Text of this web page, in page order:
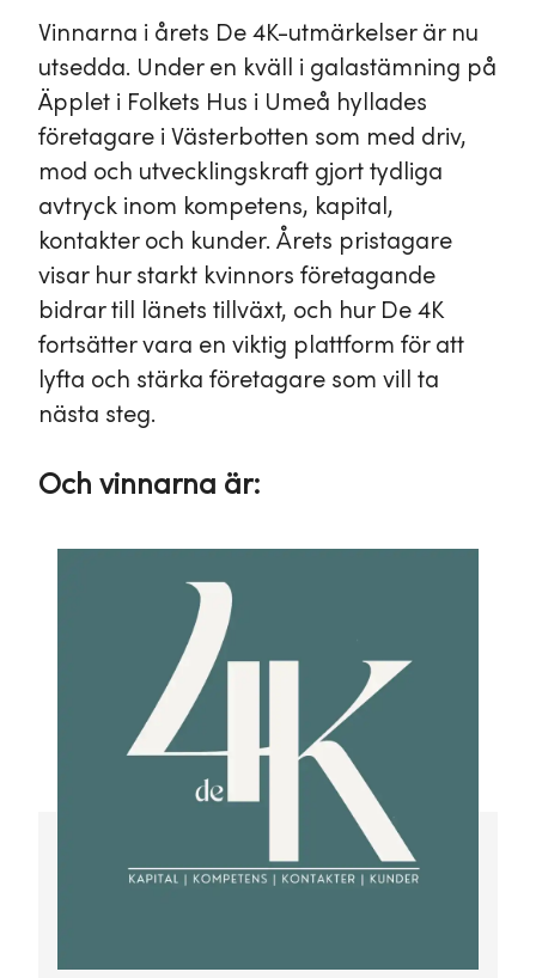
Vinnarna i årets De 4K-utmärkelser är nu
utsedda. Under en kväll i galastämning på
Äpplet i Folkets Hus i Umeå hyllades
företagare i Västerbotten som med driv,
mod och utvecklingskraft gjort tydliga
avtryck inom kompetens, kapital,
kontakter och kunder. Årets pristagare
visar hur starkt kvinnors företagande
bidrar till länets tillväxt, och hur De 4K
fortsätter vara en viktig plattform för att
lyfta och stärka företagare som vill ta
nästa steg.
Och vinnarna är: